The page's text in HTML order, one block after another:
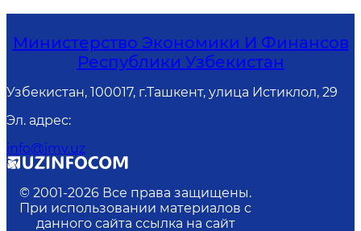
Министерство Экономики И Финансов
Республики Узбекистан
Узбекистан, 100017, г.Ташкент, улица Истиклол, 29
Эл. адрес:
info@imv.uz
© 2001-2026 Все права защищены.
При использовании материалов с
данного сайта ссылка на сайт